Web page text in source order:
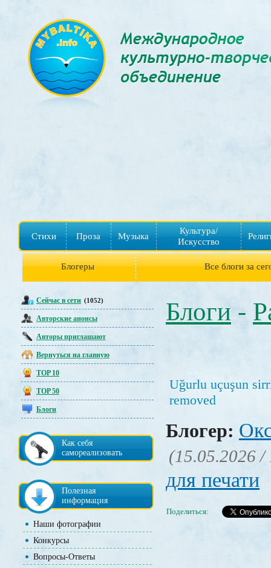
Стихи Проза Музыка
Культура/
Искусство
Блогеры Все блоги за
Сейчас в сети (1052)
Авторские анонсы
Авторы приглашают
Вернуться на главную
TOP 10
TOP 50
Блоги
Как себя
самореализовать
Полезная
информация
Наши фотографии
Конкурсы
Вопросы-Ответы
Блоги -
Uğurlu uçuşun
removed
Блогер:
(15.05.2026 /
для печати
Поделиться: